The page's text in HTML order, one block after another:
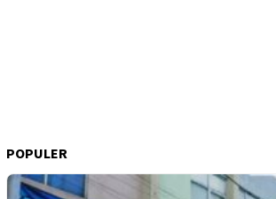
POPULER